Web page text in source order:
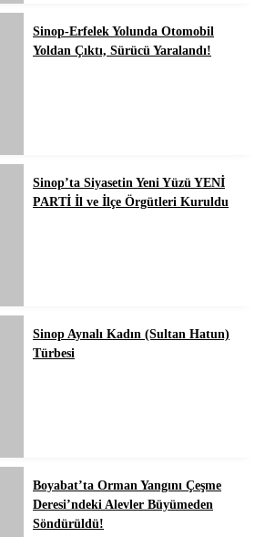
Sinop-Erfelek Yolunda Otomobil
Yoldan Çıktı, Sürücü Yaralandı!
Sinop’ta Siyasetin Yeni Yüzü YENİ
PARTİ İl ve İlçe Örgütleri Kuruldu
Sinop Aynalı Kadın (Sultan Hatun)
Türbesi
Boyabat’ta Orman Yangını Çeşme
Deresi’ndeki Alevler Büyümeden
Söndürüldü!